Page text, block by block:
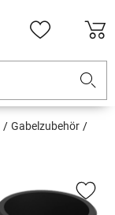
Gabelzubehör